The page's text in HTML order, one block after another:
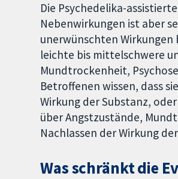
Die Psychedelika-
Nebenwirkungen ist aber
unerwünschten
leichte bis mittelschwere
Mundtrockenheit,
Betroffenen wissen, dass
Wirkung der Substanz,
über Angstzustände,
Nachlassen der Wirkung
Was schränkt die